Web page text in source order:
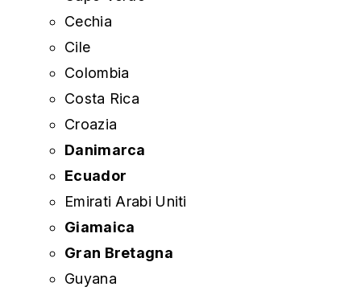
Cechia
Cile
Colombia
Costa Rica
Croazia
Danimarca
Ecuador
Emirati Arabi Uniti
Giamaica
Gran Bretagna
Guyana